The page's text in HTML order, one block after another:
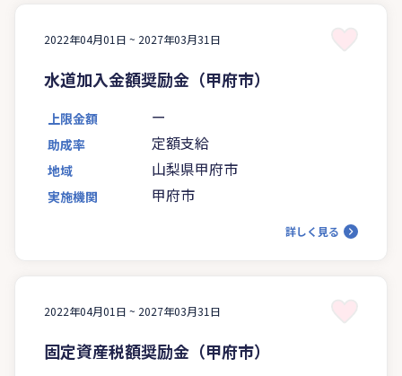
2022年04月01日 ~ 2027年03月31日
水道加入金額奨励金（甲府市）
上限金額 ー
助成率 定額支給
地域 山梨県甲府市
実施機関 甲府市
詳しく見る
2022年04月01日 ~ 2027年03月31日
固定資産税額奨励金（甲府市）